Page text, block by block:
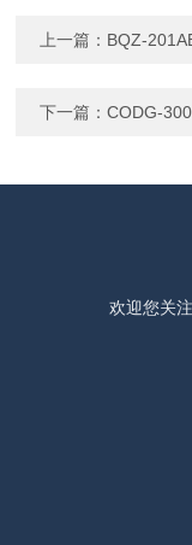
上一篇： BQZ-
下一篇：CODG-
欢迎您关